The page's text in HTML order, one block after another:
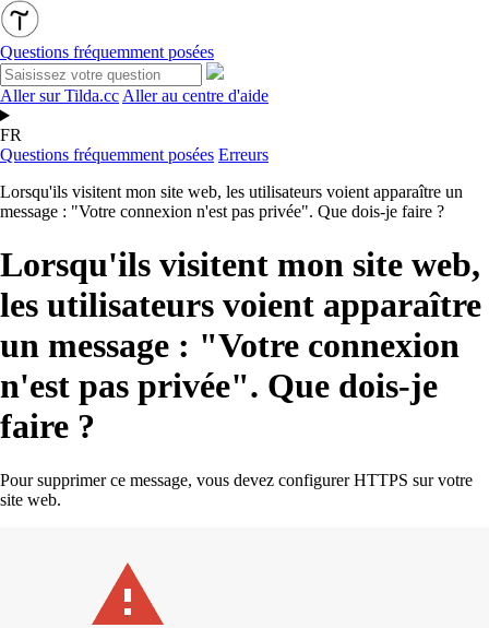
Questions fréquemment posées
Aller sur Tilda.cc Aller au centre d'aide
FR
Questions fréquemment posées Erreurs
Lorsqu'ils visitent mon site web, les utilisateurs voient apparaître un
message : "Votre connexion n'est pas privée". Que dois-je faire ?
Lorsqu'ils visitent mon site web,
les utilisateurs voient apparaître
un message : "Votre connexion
n'est pas privée". Que dois-je
faire ?
Pour supprimer ce message, vous devez configurer HTTPS sur votre
site web.